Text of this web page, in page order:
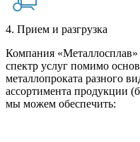
4. Прием и разгрузка
Компания
спектр услуг помимо
металлопроката разного
ассортимента продукции
мы можем обеспечить: